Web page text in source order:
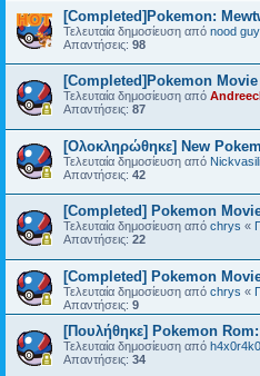
[Completed]Pokemon:
Τελευταία δημοσίευση από nood
Απαντήσεις: 98
[Completed]Pokemon Movie
Τελευταία δημοσίευση από
Απαντήσεις: 87
[Ολοκληρώθηκε] New
Τελευταία δημοσίευση από
Απαντήσεις: 42
[Completed] Pokemon
Τελευταία δημοσίευση από chrys «
Απαντήσεις: 22
[Completed] Pokemon
Τελευταία δημοσίευση από chrys «
Απαντήσεις: 9
[Πουλήθηκε] Pokemon
Τελευταία δημοσίευση από
Απαντήσεις: 34